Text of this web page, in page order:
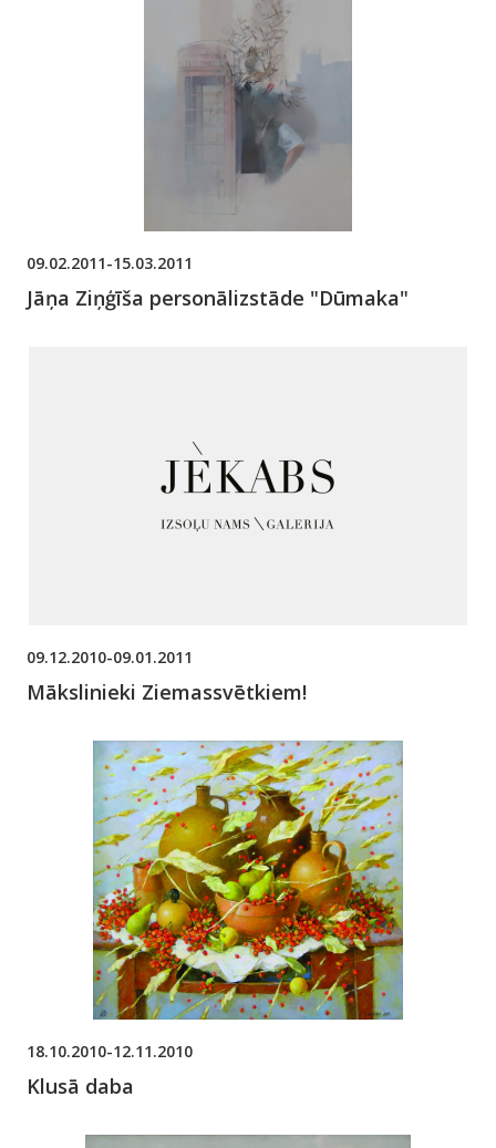
09.02.2011-15.03.2011
Jāņa Ziņģīša personālizstāde "Dūmaka"
09.12.2010-09.01.2011
Mākslinieki Ziemassvētkiem!
18.10.2010-12.11.2010
Klusā daba